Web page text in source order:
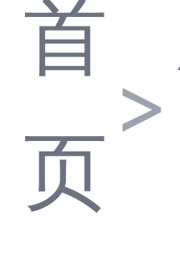
首
页
>